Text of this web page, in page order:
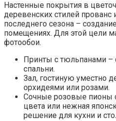
Настенные покрытия в
деревенских стилей прованс
последнего сезона –
помещениях. Для этой цели
фотообои.
Принты с тюльпанами –
спальни.
Зал, гостиную уместно
орхидеями или розами.
Сочные розовые пионы
цвета или нежная
решение для кухни и